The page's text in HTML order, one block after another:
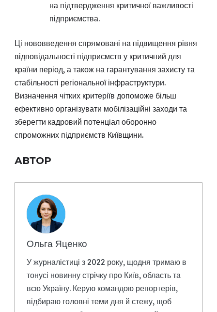
на підтвердження критичної важливості
підприємства.
Ці нововведення спрямовані на підвищення рівня
відповідальності підприємств у критичний для
країни період, а також на гарантування захисту та
стабільності регіональної інфраструктури.
Визначення чітких критеріїв допоможе більш
ефективно організувати мобілізаційні заходи та
зберегти кадровий потенціал оборонно
спроможних підприємств Київщини.
АВТОР
Ольга Яценко
У журналістиці з 2022 року, щодня тримаю в
тонусі новинну стрічку про Київ, область та
всю Україну. Керую командою репортерів,
відбираю головні теми дня й стежу, щоб